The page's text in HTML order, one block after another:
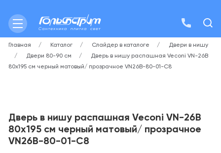
Главная Каталог Слайдер в каталоге
Двери в нишу
Двери 80-90 см
Дверь в нишу распашная Veconi VN-26B
80х195 см черный матовый/ прозрачное VN26B-80-01-C8
Дверь в нишу распашная Veconi VN-26B
80х195 см черный матовый/ прозрачное
VN26B-80-01-C8